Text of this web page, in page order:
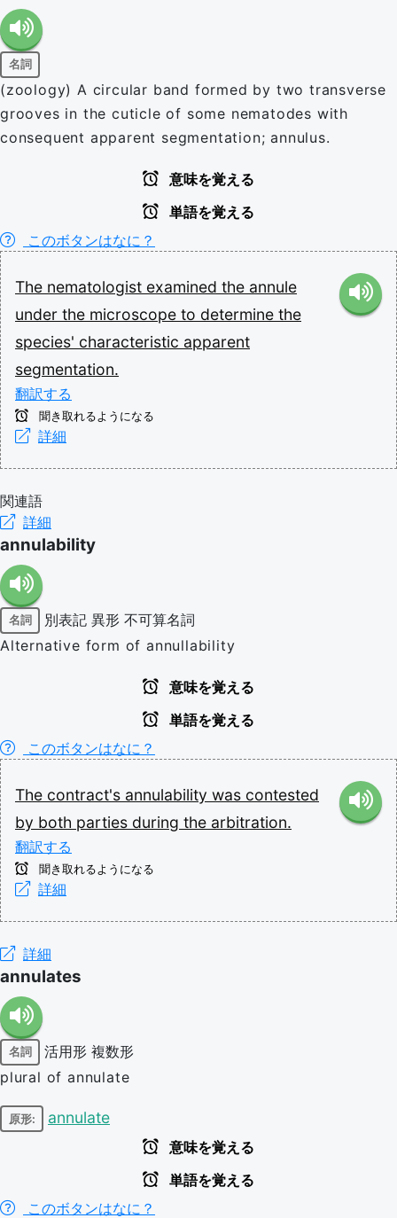
名詞
(zoology) A circular band formed by two transverse
grooves in the cuticle of some nematodes with
consequent apparent segmentation; annulus.
意味を覚える
単語を覚える
このボタンはなに？
The nematologist examined the annule
under the microscope to determine the
species' characteristic apparent
segmentation.
翻訳する
聞き取れるようになる
詳細
関連語
詳細
annulability
名詞 別表記 異形 不可算名詞
Alternative form of annullability
意味を覚える
単語を覚える
このボタンはなに？
The contract's annulability was contested
by both parties during the arbitration.
翻訳する
聞き取れるようになる
詳細
詳細
annulates
名詞 活用形 複数形
plural of annulate
原形: annulate
意味を覚える
単語を覚える
このボタンはなに？